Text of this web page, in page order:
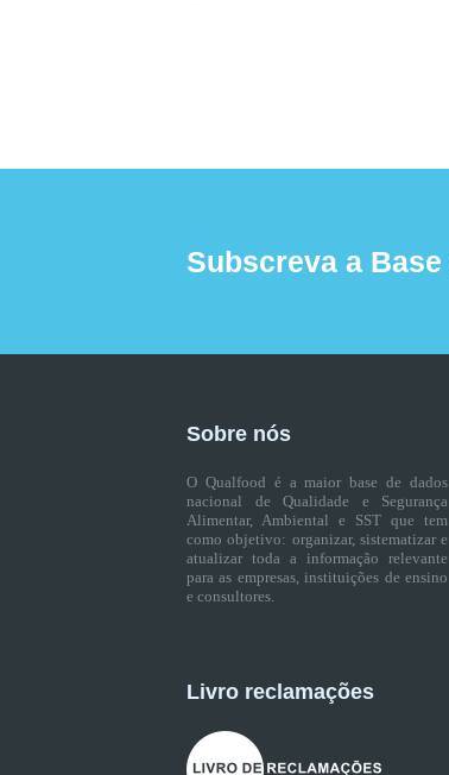
Subscreva a
Sobre nós
O Qualfood é a maior base de dados
nacional de Qualidade e Segurança
Alimentar, Ambiental e SST que tem
como objetivo: organizar, sistematizar e
atualizar toda a informação relevante
para as empresas, instituições de ensino
e consultores.
Livro reclamações